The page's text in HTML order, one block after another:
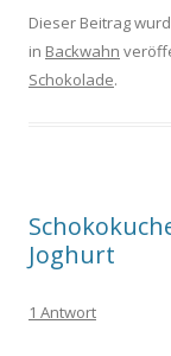
Dieser Beitrag
in Backwahn
Schokolade.
Joghurt
1 Antwort